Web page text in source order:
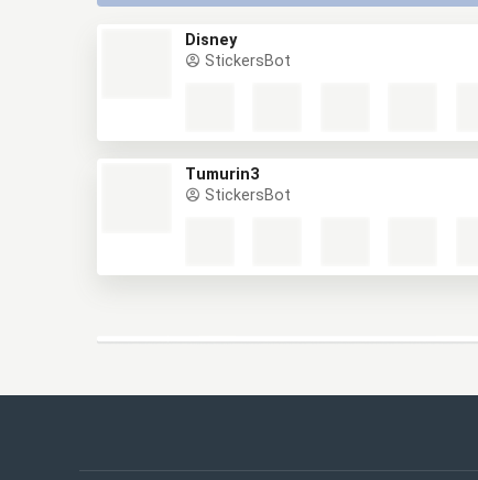
Disney
StickersBot
Tumurin3
StickersBot